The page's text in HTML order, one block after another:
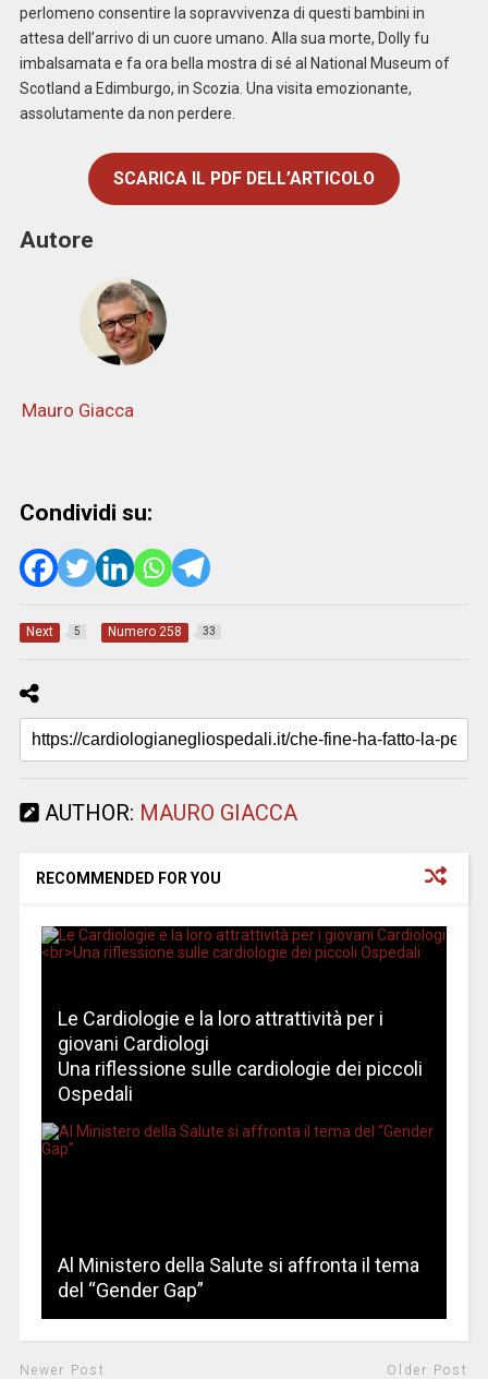
perlomeno consentire la sopravvivenza di questi bambini in
attesa dell’arrivo di un cuore umano. Alla sua morte, Dolly fu
imbalsamata e fa ora bella mostra di sé al National Museum of
Scotland a Edimburgo, in Scozia. Una visita emozionante,
assolutamente da non perdere.
SCARICA IL PDF DELL’ARTICOLO
Autore
Mauro Giacca
Condividi su:
Next 5 Numero 258 33
AUTHOR: MAURO GIACCA
RECOMMENDED FOR YOU
Le Cardiologie e la loro attrattività per i
giovani Cardiologi
Una riflessione sulle cardiologie dei piccoli
Ospedali
Al Ministero della Salute si affronta il tema
del “Gender Gap”
Newer Post Older Post